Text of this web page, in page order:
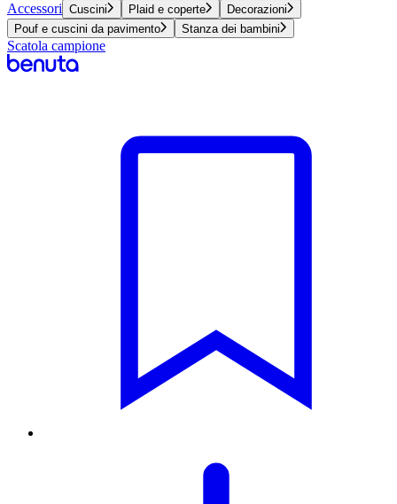
Accessori Cuscini Plaid e coperte
Decorazioni
Pouf e cuscini da pavimento
Stanza dei bambini
Scatola campione